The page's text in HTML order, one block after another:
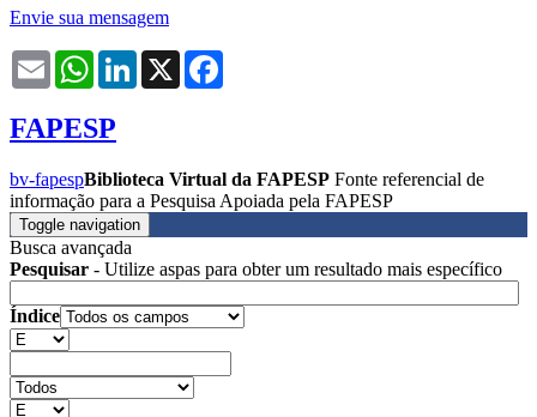
Envie sua mensagem
Email WhatsAppLinkedIn
X
FAPESP
bv-fapespBiblioteca Virtual da FAPESP Fonte referencial de
informação para a Pesquisa Apoiada pela FAPESP
Toggle navigation
Busca avançada
Pesquisar - Utilize aspas para obter um resultado mais específico
Índice